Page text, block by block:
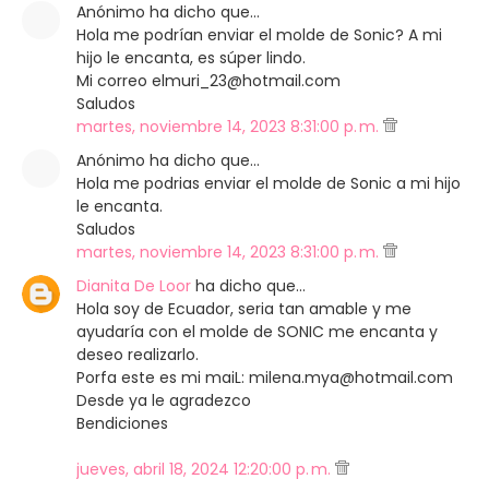
Anónimo ha dicho que…
Hola me podrían enviar el molde de Sonic? A mi
hijo le encanta, es súper lindo.
Mi correo elmuri_23@hotmail.com
Saludos
martes, noviembre 14, 2023 8:31:00 p. m.
Anónimo ha dicho que…
Hola me podrias enviar el molde de Sonic a mi hijo
le encanta.
Saludos
martes, noviembre 14, 2023 8:31:00 p. m.
Dianita De Loor ha dicho que…
Hola soy de Ecuador, seria tan amable y me
ayudaría con el molde de SONIC me encanta y
deseo realizarlo.
Porfa este es mi maiL: milena.mya@hotmail.com
Desde ya le agradezco
Bendiciones
jueves, abril 18, 2024 12:20:00 p. m.